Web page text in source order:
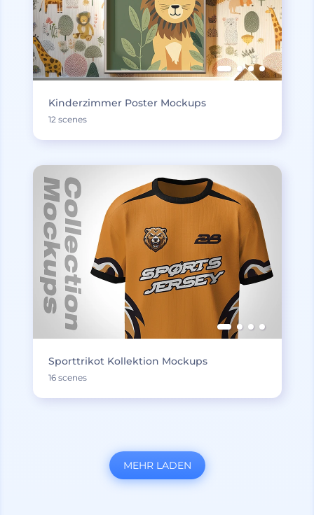
Kinderzimmer Poster Mockups
12 scenes
Sporttrikot Kollektion Mockups
16 scenes
MEHR LADEN